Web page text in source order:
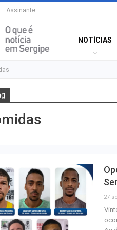
Assinante
NOTÍCIAS
27